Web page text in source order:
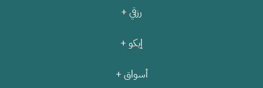
رزقي +
إيكو +
أسواق +